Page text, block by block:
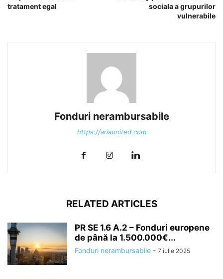
tratament egal
sociala a grupurilor
vulnerabile
Fonduri nerambursabile
https://ariaunited.com
RELATED ARTICLES
PR SE 1.6 A.2 – Fonduri europene
de până la 1.500.000€...
Fonduri nerambursabile - 7 iulie 2025